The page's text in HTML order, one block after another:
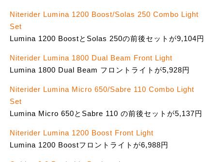
Niterider Lumina 1200 Boost/Solas 250 Combo Light
Set
Lumina 1200 BoostとSolas 250の前後セットが9,104円
Niterider Lumina 1800 Dual Beam Front Light
Lumina 1800 Dual Beam フロントライトが5,928円
Niterider Lumina Micro 650/Sabre 110 Combo Light
Set
Lumina Micro 650とSabre 110 の前後セットが5,137円
Niterider Lumina 1200 Boost Front Light
Lumina 1200 Boostフロントライトが6,988円